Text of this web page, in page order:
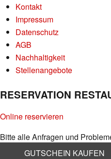
Kontakt
Impressum
Datenschutz
AGB
Nachhaltigkeit
Stellenangebote
RESERVATION
Online reservieren
Bitte alle Anfragen und
info@kaufleuten.ch
GUTSCHEIN KAUFEN